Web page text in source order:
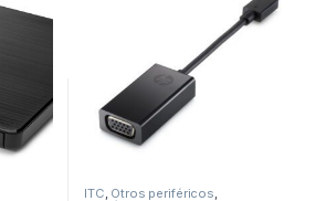
ITC, Otros periféricos,